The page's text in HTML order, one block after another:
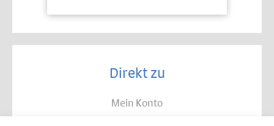
Direkt zu
Mein Konto